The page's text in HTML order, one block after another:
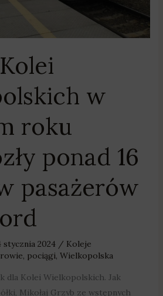
w
roku
ponad 16
pasażerów
stycznia 2024 / Koleje
, pociągi, Wielkopolska
dla Kolei Wielkopolskich. Jak
Mikołaj Grzyb ze wstępnych